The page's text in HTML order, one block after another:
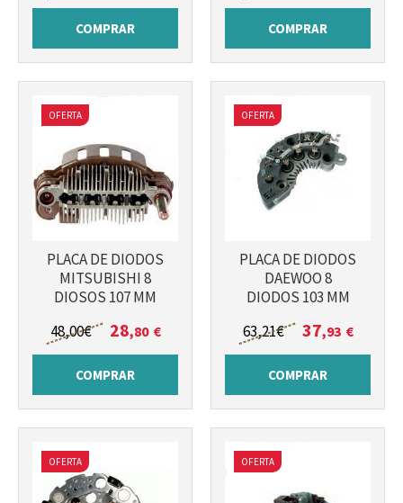
COMPRAR COMPRAR
OFERTA
PLACA DE DIODOS
MITSUBISHI 8
DIOSOS 107 MM
48,00€ 28,80 €
COMPRAR
OFERTA
PLACA DE DIODOS
DAEWOO 8
DIODOS 103 MM
63,21€ 37,93 €
COMPRAR
OFERTA OFERTA